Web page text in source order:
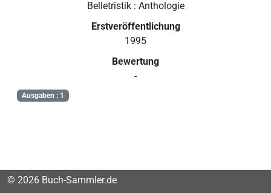
Belletristik : Anthologie
Erstveröffentlichung
1995
Bewertung
-
Ausgaben : 1
© 2026 Buch-Sammler.de